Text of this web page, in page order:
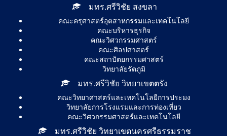
มทร.ศรีวิชัย สงขลา
คณะครุศาสตร์อุตสาหกรรมและเทคโนโลยี
คณะบริหารธุรกิจ
คณะวิศวกรรมศาสตร์
คณะศิลปศาสตร์
คณะสถาปัตยกรรมศาสตร์
วิทยาลัยรัตภูมิ
มทร.ศรีวิชัย วิทยาเขตตรัง
คณะวิทยาศาสตร์และเทคโนโลยีการประมง
วิทยาลัยการโรงแรมและการท่องเที่ยว
คณะวิศวกรรมศาสตร์และเทคโนโลยี
มทร.ศรีวิชัย วิทยาเขตนครศรีธรรมราช